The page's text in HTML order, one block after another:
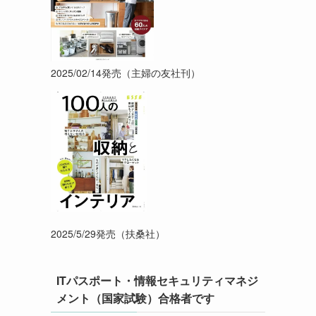
2025/02/14発売（主婦の友社刊）
2025/5/29発売（扶桑社）
ITパスポート・情報セキュリティマネジ
メント（国家試験）合格者です